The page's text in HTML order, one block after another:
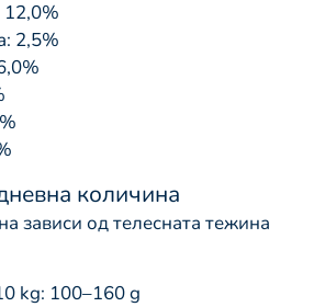
12,0%
2,5%
количина
зависи од телесната тежина
kg: 100–160 g